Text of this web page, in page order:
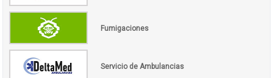
Fumigaciones
Servicio de Ambulancias